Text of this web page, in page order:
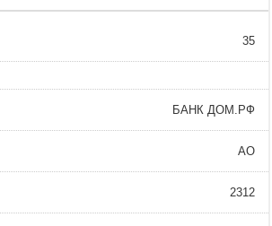
35
БАНК ДОМ.РФ
АО
2312